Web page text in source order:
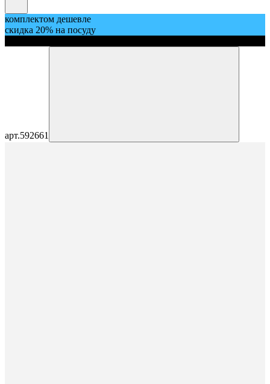
комплектом дешевле
скидка 20% на посуду
арт.592661